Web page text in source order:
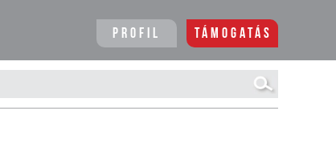
Profil Támogatás